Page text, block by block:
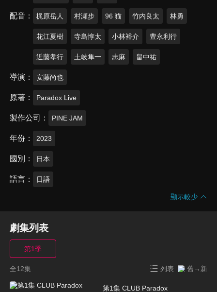
配音 梶原岳人 村瀬步 96 猫 竹内良太 林勇
花江夏樹 寺島惇太 小林裕介 豊永利行
近藤孝行 土岐隼一 志麻 畠中祐
導演 安藤尚也
原著 Paradox Live
製作公司 PINE JAM
年份 2023
國別 日本
語言 日語
顯示較少
劇集列表
第1季
全12集 列表 舊→新
第1集 CLUB Paradox